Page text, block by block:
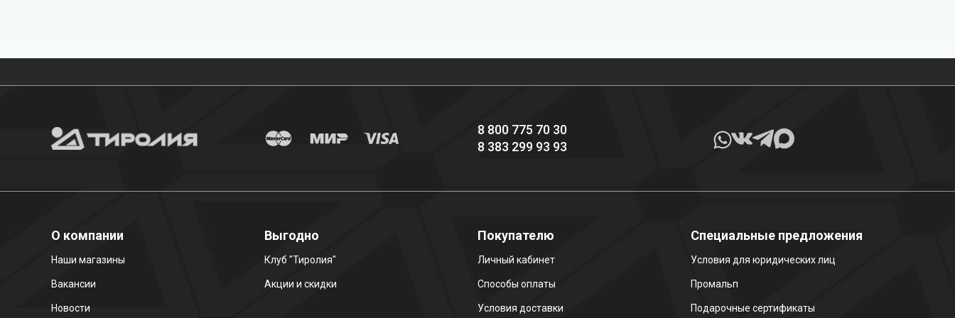
8 800 775 70 30
8 383 299 93 93
О компании
Наши магазины
Вакансии
Новости
Выгодно
Клуб "Тиролия"
Акции и скидки
Покупателю
Личный кабинет
Способы оплаты
Условия доставки
Специальные предложения
Условия для юридических лиц
Промальп
Подарочные сертификаты